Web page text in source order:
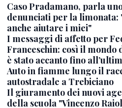
Caso Pradamano, parla
denunciati per la limonata:
anche aiutare i miei"
I messaggi di affetto per
Franceschin: così il mondo
è stato accanto fino
Auto in fiamme lungo il
autostradale a Trebiciano
Il giuramento dei nuovi
della scuola "Vincenzo